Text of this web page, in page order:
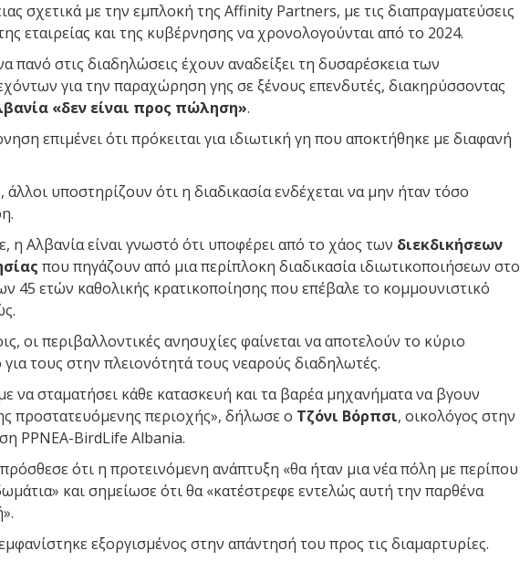
σχετικά με την εμπλοκή της Affinity Partners, με τις διαπραγματεύσεις
εταιρείας και της κυβέρνησης να χρονολογούνται από το 2024.
πανό στις διαδηλώσεις έχουν αναδείξει τη δυσαρέσκεια των
για την παραχώρηση γης σε ξένους επενδυτές, διακηρύσσοντας
«δεν είναι προς πώληση».
επιμένει ότι πρόκειται για ιδιωτική γη που αποκτήθηκε με διαφανή
υποστηρίζουν ότι η διαδικασία ενδέχεται να μην ήταν τόσο
η Αλβανία είναι γνωστό ότι υποφέρει από το χάος των διεκδικήσεων
που πηγάζουν από μια περίπλοκη διαδικασία ιδιωτικοποιήσεων στο
45 ετών καθολικής κρατικοποίησης που επέβαλε το κομμουνιστικό
οι περιβαλλοντικές ανησυχίες φαίνεται να αποτελούν το κύριο
για τους στην πλειονότητά τους νεαρούς διαδηλωτές.
να σταματήσει κάθε κατασκευή και τα βαρέα μηχανήματα να βγουν
προστατευόμενης περιοχής», δήλωσε ο Τζόνι Βόρπσι, οικολόγος στην
PPNEA-BirdLife Albania.
ότι η προτεινόμενη ανάπτυξη «θα ήταν μια νέα πόλη με περίπου
και σημείωσε ότι θα «κατέστρεφε εντελώς αυτή την παρθένα
εξοργισμένος στην απάντησή του προς τις διαμαρτυρίες.